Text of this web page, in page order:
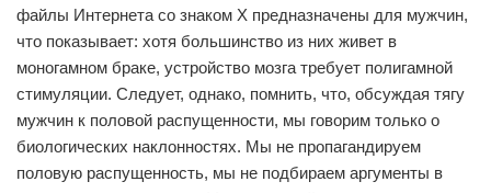
файлы Интернета со знаком Х предназначены для мужчин,
что показывает: хотя большинство из них живет в
моногамном браке, устройство мозга требует полигамной
стимуляции. Следует, однако, помнить, что, обсуждая тягу
мужчин к половой распущенности, мы говорим только о
биологических наклонностях. Мы не пропагандируем
половую распущенность, мы не подбираем аргументы в